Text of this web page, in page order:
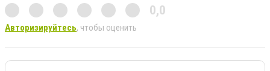
0,0
Авторизируйтесь, чтобы оценить